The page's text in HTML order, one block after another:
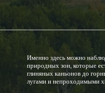
Именно здесь можно
природных зон, которые
глиняных каньонов до
лугами и непроходимыми